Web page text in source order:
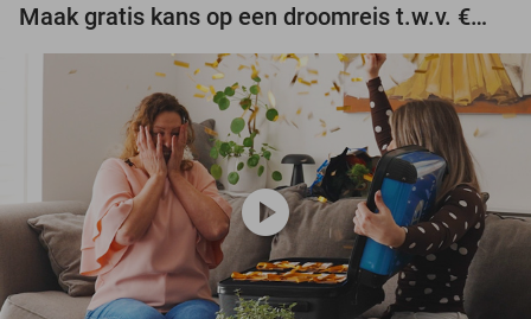
Maak gratis kans op een droomreis t.w.v. €3.000!
play_circle